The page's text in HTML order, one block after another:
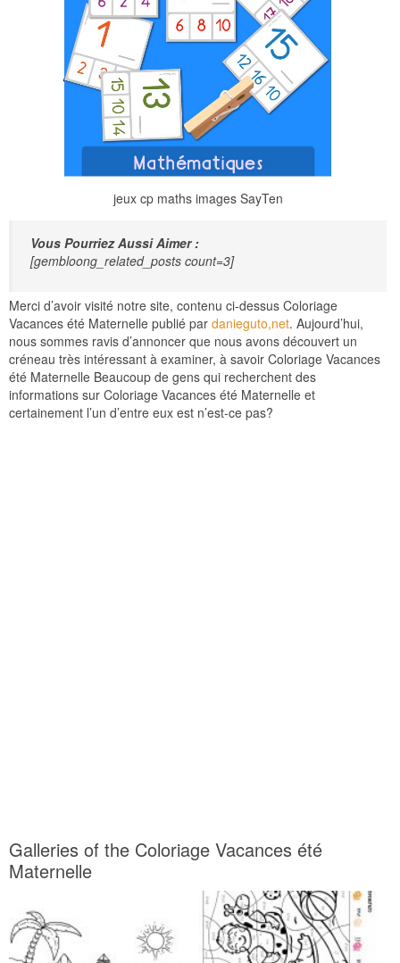
jeux cp maths images SayTen
Vous Pourriez Aussi Aimer :
[gembloong_related_posts count=3]
Merci d’avoir visité notre site, contenu ci-dessus Coloriage
Vacances été Maternelle publié par danieguto,net. Aujourd’hui,
nous sommes ravis d’annoncer que nous avons découvert un
créneau très intéressant à examiner, à savoir Coloriage Vacances
été Maternelle Beaucoup de gens qui recherchent des
informations sur Coloriage Vacances été Maternelle et
certainement l’un d’entre eux est n’est-ce pas?
Galleries of the Coloriage Vacances été
Maternelle